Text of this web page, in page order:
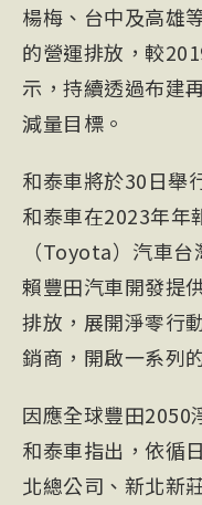
楊梅、台中及高雄
的營運排放，較
示，持續透過布建
減量目標。
和泰車將於30日舉
和泰車在2023年年
（Toyota）汽車
賴豐田汽車開發提
排放，展開淨零行
銷商，開啟一系列
因應全球豐田2050
和泰車指出，依循
北總公司、新北新